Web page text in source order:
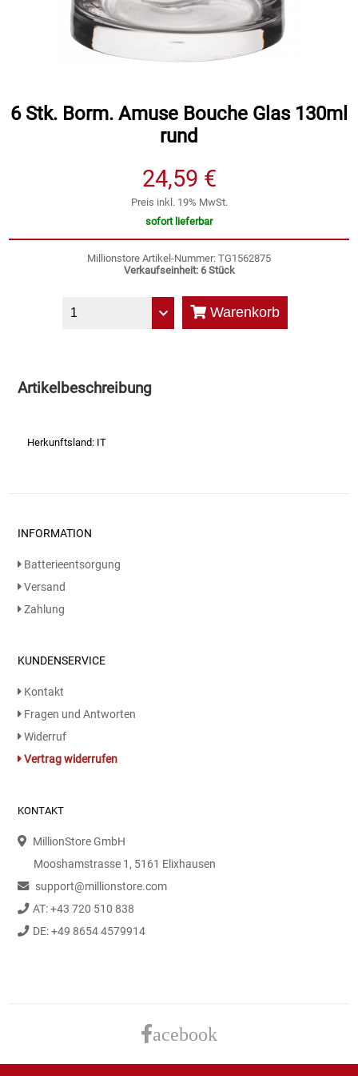
Speichermedien und Rohlinge
Zubehör
Bunte Palette
Cateringzubehör
Einwegartikel / Trinkhalme
Essig
Feinkost-/Fischkonserve
Frühstück / Cerealien
Gemüsekonserven
Geschirrreiniger
Gewürze
Gläser
Haarkosmetik
Haushaltshelfer
6 Stk. Borm. Amuse Bouche Glas 130ml
rund
24,59 €
Preis inkl. 19% MwSt.
sofort lieferbar
Millionstore Artikel-Nummer: TG1562875
Verkaufseinheit: 6 Stück
Warenkorb
Artikelbeschreibung
Herkunftsland: IT
INFORMATION
Batterieentsorgung
Versand
Zahlung
KUNDENSERVICE
Kontakt
Fragen und Antworten
Widerruf
Vertrag widerrufen
KONTAKT
MillionStore GmbH
Mooshamstrasse 1, 5161 Elixhausen
support@millionstore.com
AT: +43 720 510 838
DE: +49 8654 4579914
acebook